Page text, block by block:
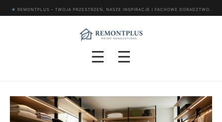
★ REMONTPLUS – TWOJA PRZESTRZEŃ, NASZE INSPIRACJE I FACHOWE DORADZTWO.
☰ ☰